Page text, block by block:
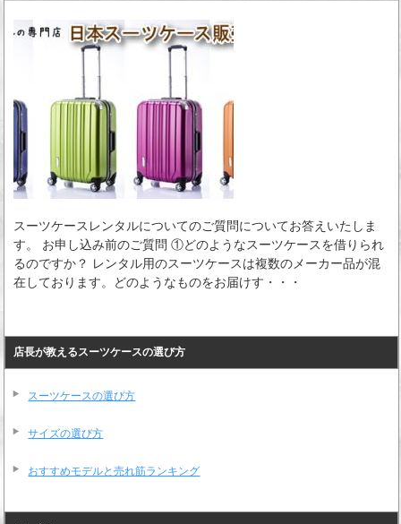
スーツケースレンタルについてのご質問についてお答えいたしま
す。 お申し込み前のご質問 ①どのようなスーツケースを借りられ
るのですか？ レンタル用のスーツケースは複数のメーカー品が混
在しております。どのようなものをお届けす・・・
店長が教えるスーツケースの選び方
スーツケースの選び方
サイズの選び方
おすすめモデルと売れ筋ランキング